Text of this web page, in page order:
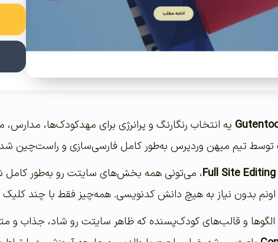
یه انتخاب رنگارنگ و پرانرژی برای مهدکودک‌ها،
توسط تیم میهن وردپرس به‌طور کامل فارسی‌سازی و راست‌چین شده
Full Site Editing، می‌تونی همه بخش‌های سایتت رو به‌طور کامل
اونم بدون نیاز به هیچ دانش کدنویسی. همه‌چیز فقط با چند
الگوها و قالب‌های کودک‌پسنده که ظاهر سایتت رو شاد، جذاب و